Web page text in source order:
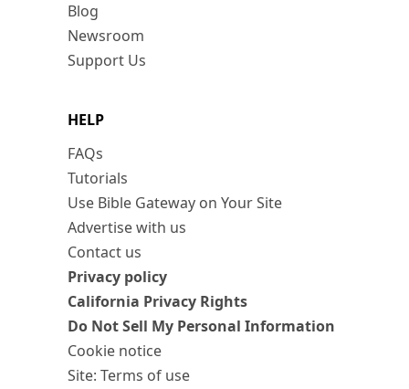
Blog
Newsroom
Support Us
HELP
FAQs
Tutorials
Use Bible Gateway on Your Site
Advertise with us
Contact us
Privacy policy
California Privacy Rights
Do Not Sell My Personal Information
Cookie notice
Site: Terms of use